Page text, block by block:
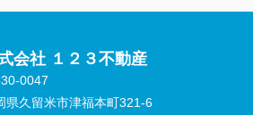
会社 １２３不動産
0047
県久留米市津福本町321-6